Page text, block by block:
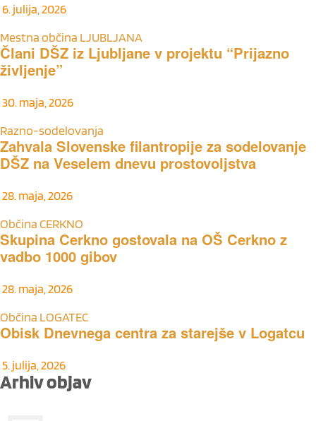
6. julija, 2026
Mestna občina LJUBLJANA
Člani DŠZ iz Ljubljane v projektu “Prijazno
življenje”
30. maja, 2026
Razno-sodelovanja
Zahvala Slovenske filantropije za sodelovanje
DŠZ na Veselem dnevu prostovoljstva
28. maja, 2026
Občina CERKNO
Skupina Cerkno gostovala na OŠ Cerkno z
vadbo 1000 gibov
28. maja, 2026
Občina LOGATEC
Obisk Dnevnega centra za starejše v Logatcu
5. julija, 2026
Arhiv objav